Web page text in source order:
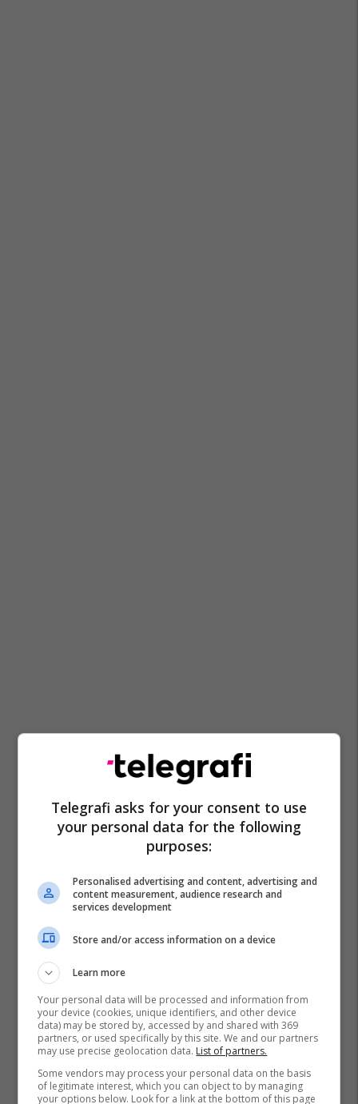
Alphonso Davies Bayern Munich
Bundesliga
Telegrafi asks for your consent to use
your personal data for the following
purposes:
Personalised advertising and content, advertising and
content measurement, audience research and
services development
Store and/or access information on a device
Learn more
Your personal data will be processed and information from
your device (cookies, unique identifiers, and other device
data) may be stored by, accessed by and shared with 369
partners, or used specifically by this site. We and our partners
may use precise geolocation data. List of partners.
Some vendors may process your personal data on the basis
of legitimate interest, which you can object to by managing
your options below. Look for a link at the bottom of this page